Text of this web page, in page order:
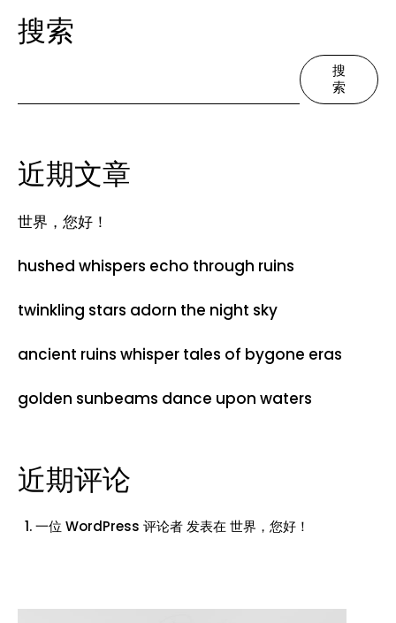
搜索
搜
索
近期文章
世界，您好！
hushed whispers echo through ruins
twinkling stars adorn the night sky
ancient ruins whisper tales of bygone eras
golden sunbeams dance upon waters
近期评论
一位 WordPress 评论者发表在 世界，您好！